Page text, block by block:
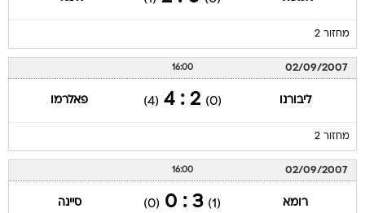
מחזור 2
02/09/2007
16:00
ליבורנו (0)
2 : 4
(4) פאלרמו
מחזור 2
02/09/2007
16:00
רומא (1)
3 : 0
(0) סיינה